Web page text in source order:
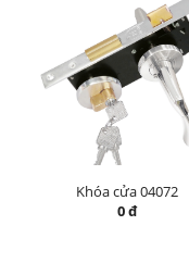
Khóa cửa 04072
0 đ